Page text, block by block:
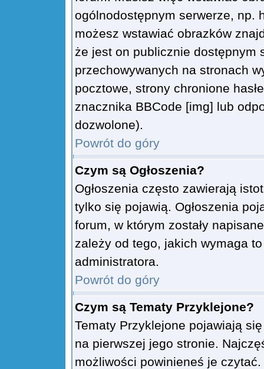
ogólnodostępnym serwerze, np.
możesz wstawiać obrazków
że jest on publicznie dostępnym
przechowywanych na stronach
pocztowe, strony chronione
znacznika BBCode [img] lub
dozwolone).
Powrót do góry
Czym są Ogłoszenia?
Ogłoszenia często zawierają
tylko się pojawią. Ogłoszenia
forum, w którym zostały
zależy od tego, jakich wymaga
administratora.
Powrót do góry
Czym są Tematy Przyklejone?
Tematy Przyklejone pojawiają
na pierwszej jego stronie.
możliwości powinieneś je